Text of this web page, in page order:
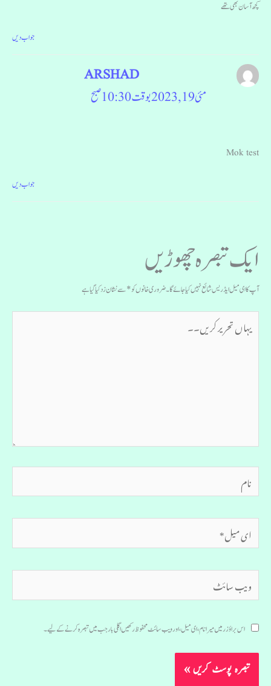
کچھ آسان بھی تھے
جواب دیں
ARSHAD
مئی 19, 2023 بوقت 10:30 صبح
Mok test
جواب دیں
ایک تبصرہ چھوڑیں
آپ کا ای میل ایڈریس شائع نہیں کیا جائے گا۔ضروری خانوں کو*سے نشان زد کیا گیا ہے
تحریر
میل*
سائٹ
اس براؤزر میں میرا نام، ای میل، اور ویب سائٹ محفوظ رکھیں اگلی بار جب میں تبصرہ کرنے کےلیے۔